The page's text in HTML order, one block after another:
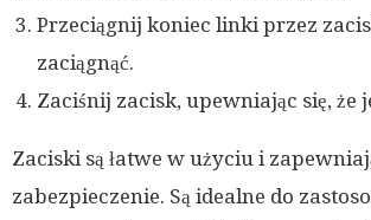
Przeciągnij koniec linki przez
zaciągnąć.
Zaciśnij zacisk, upewniając się, że
Zaciski są łatwe w użyciu i
zabezpieczenie. Są idealne do